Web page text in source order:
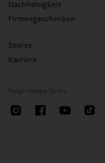
Nachhaltigkeit
Firmengeschenken
Stores
Karriere
Folge Happy Socks